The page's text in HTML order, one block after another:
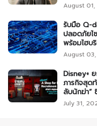
August
รับมือ Q-
ปลอดภัยไ
พร้อมไฮบ
August
Disney+
ภารกิจสุด
ลับนักฆ่า”
July 31,